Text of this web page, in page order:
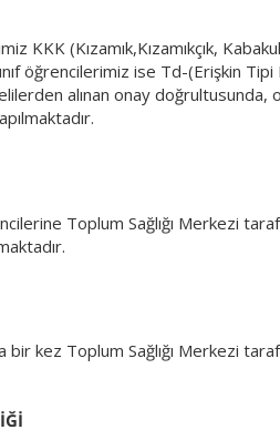
KKK (Kızamık,Kızamıkçık,
öğrencilerimiz ise Td-(Erişkin
alınan onay doğrultusunda,
Toplum Sağlığı Merkezi
bir kez Toplum Sağlığı Merkezi